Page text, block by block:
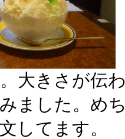
大きさが伝
ました。め
してます。